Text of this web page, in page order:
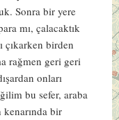
Sonra bir yere
mı, çalacaktık
çıkarken birden
rağmen geri geri
onları
bu sefer, araba
bir